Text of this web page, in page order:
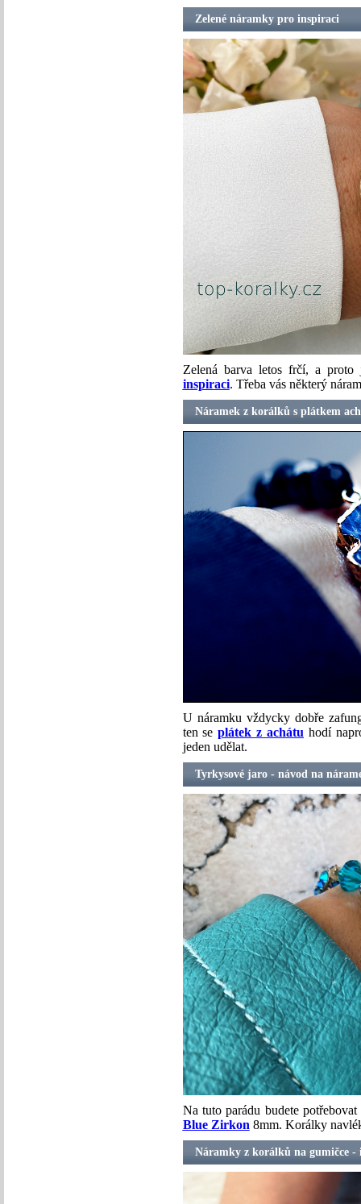
Zelené náramky pro inspiraci
Zelená barva letos frčí, a
inspiraci. Třeba vás některý
Náramek z korálků s plátkem
U náramku vždycky dobře
ten seplátek z achátu hodí
jeden udělat.
Tyrkysové jaro - návod na
Na tuto parádu budete
Blue Zirkon 8mm. Korálky
Náramky z korálků na gumičce -